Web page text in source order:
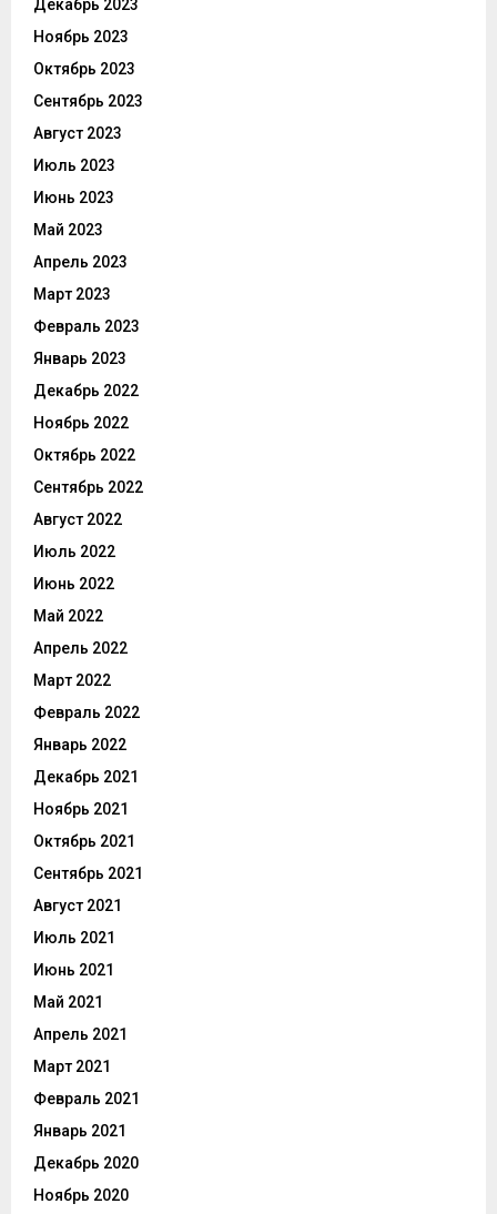
Декабрь 2023
Ноябрь 2023
Октябрь 2023
Сентябрь 2023
Август 2023
Июль 2023
Июнь 2023
Май 2023
Апрель 2023
Март 2023
Февраль 2023
Январь 2023
Декабрь 2022
Ноябрь 2022
Октябрь 2022
Сентябрь 2022
Август 2022
Июль 2022
Июнь 2022
Май 2022
Апрель 2022
Март 2022
Февраль 2022
Январь 2022
Декабрь 2021
Ноябрь 2021
Октябрь 2021
Сентябрь 2021
Август 2021
Июль 2021
Июнь 2021
Май 2021
Апрель 2021
Март 2021
Февраль 2021
Январь 2021
Декабрь 2020
Ноябрь 2020